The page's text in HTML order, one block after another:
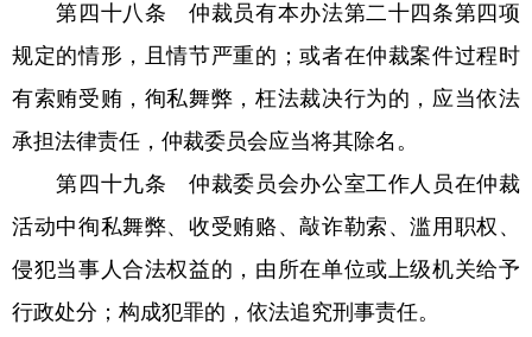
第四十八条 仲裁员有本办法第二十四条第四项
规定的情形，且情节严重的；或者在仲裁案件过程时
有索贿受贿，徇私舞弊，枉法裁决行为的，应当依法
承担法律责任，仲裁委员会应当将其除名。
第四十九条 仲裁委员会办公室工作人员在仲裁
活动中徇私舞弊、收受贿赂、敲诈勒索、滥用职权、
侵犯当事人合法权益的，由所在单位或上级机关给予
行政处分；构成犯罪的，依法追究刑事责任。